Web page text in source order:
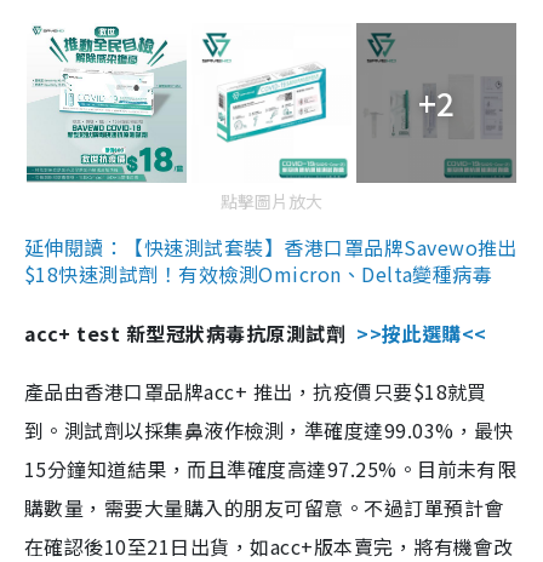
+2
點擊圖片放大
延伸閱讀：【快速測試套裝】香港口罩品牌Savewo推出
$18快速測試劑！有效檢測Omicron、Delta變種病毒
acc+ test 新型冠狀病毒抗原測試劑 >>按此選購<<
產品由香港口罩品牌acc+ 推出，抗疫價只要$18就買
到。測試劑以採集鼻液作檢測，準確度達99.03%，最快
15分鐘知道結果，而且準確度高達97.25%。目前未有限
購數量，需要大量購入的朋友可留意。不過訂單預計會
在確認後10至21日出貨，如acc+版本賣完，將有機會改